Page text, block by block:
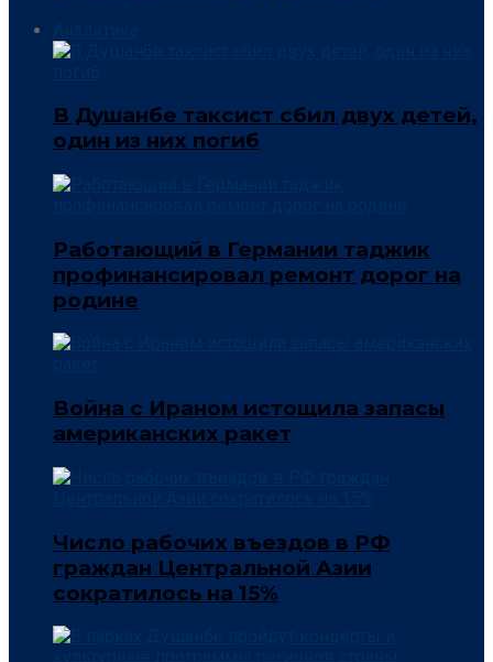
В Душанбе таксист сбил двух детей,
один из них погиб
Работающий в Германии таджик
профинансировал ремонт дорог на
родине
Война с Ираном истощила запасы
американских ракет
Число рабочих въездов в РФ
граждан Центральной Азии
сократилось на 15%